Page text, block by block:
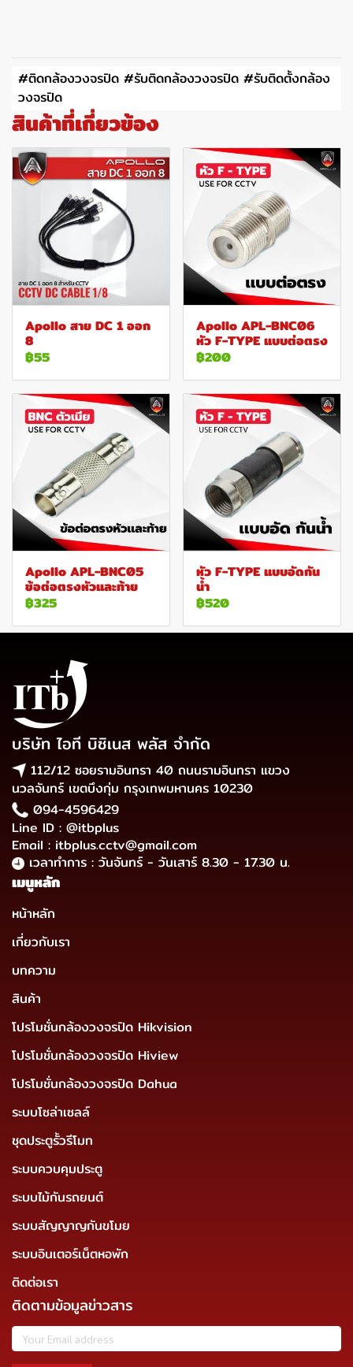
#ติดกล้องวงจรปิด #รับติดกล้องวงจรปิด #รับติดตั้งกล้อง
วงจรปิด
สินค้าที่เกี่ยวข้อง
Apollo สาย DC 1 ออก
8
฿55
Apollo APL-BNC06
หัว F-TYPE แบบต่อตรง
฿200
Apollo APL-BNC05
ข้อต่อตรงหัวและท้าย
฿325
หัว F-TYPE แบบอัดกัน
น้ำ
฿520
บริษัท ไอที บิซิเนส พลัส จำกัด
112/12 ซอยรามอินทรา 40 ถนนรามอินทรา แขวง
นวลจันทร์ เขตบึงกุ่ม กรุงเทพมหานคร 10230
094-4596429
Line ID : @itbplus
Email : itbplus.cctv@gmail.com
เวลาทำการ : วันจันทร์ - วันเสาร์ 8.30 - 17.30 น.
เมนูหลัก
หน้าหลัก
เกี่ยวกับเรา
บทความ
สินค้า
โปรโมชั่นกล้องวงจรปิด Hikvision
โปรโมชั่นกล้องวงจรปิด Hiview
โปรโมชั่นกล้องวงจรปิด Dahua
ระบบโซล่าเซลล์
ชุดประตูรั้วรีโมท
ระบบควบคุมประตู
ระบบไม้กันรถยนต์
ระบบสัญญาญกันขโมย
ระบบอินเตอร์เน็ตหอพัก
ติดต่อเรา
ติดตามข้อมูลข่าวสาร